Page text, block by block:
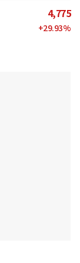
4,775
+29.93%